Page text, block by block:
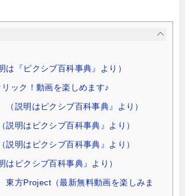
『ピクシブ百科事典』より）
リック！動画を楽しめます♪
説明はピクシブ百科事典』より）
明はピクシブ百科事典』より）
明はピクシブ百科事典』より）
ピクシブ百科事典』より）
方Project（最新無料動画を楽しみま